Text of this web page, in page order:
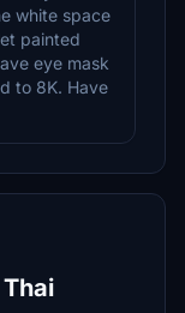
white space
painted
eye mask
to 8K. Have